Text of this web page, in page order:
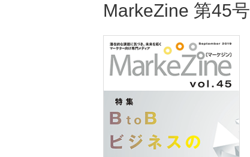
MarkeZine 第45